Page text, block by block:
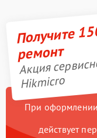
Получите
ремонт
Акция
Hikmicro
При оформлении
действует